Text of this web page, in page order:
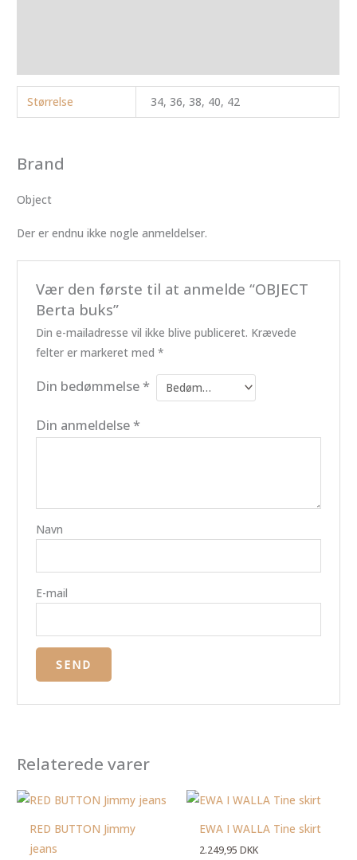
Størrelse 34, 36, 38, 40, 42
Brand
Object
Der er endnu ikke nogle anmeldelser.
Vær den første til at anmelde “OBJECT
Berta buks”
Din e-mailadresse vil ikke blive publiceret. Krævede
felter er markeret med *
Din bedømmelse*
Din anmeldelse*
Navn
E-mail
Relaterede varer
RED BUTTON Jimmy
jeans
EWA I WALLA Tine skirt
2.249,95DKK